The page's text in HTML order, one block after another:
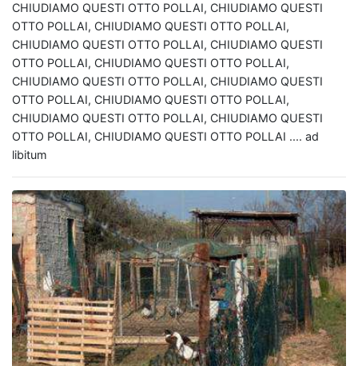
CHIUDIAMO QUESTI OTTO POLLAI, CHIUDIAMO QUESTI
OTTO POLLAI, CHIUDIAMO QUESTI OTTO POLLAI,
CHIUDIAMO QUESTI OTTO POLLAI, CHIUDIAMO QUESTI
OTTO POLLAI, CHIUDIAMO QUESTI OTTO POLLAI,
CHIUDIAMO QUESTI OTTO POLLAI, CHIUDIAMO QUESTI
OTTO POLLAI, CHIUDIAMO QUESTI OTTO POLLAI,
CHIUDIAMO QUESTI OTTO POLLAI, CHIUDIAMO QUESTI
OTTO POLLAI, CHIUDIAMO QUESTI OTTO POLLAI .... ad
libitum